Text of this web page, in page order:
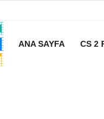
ANA SAYFA CS 2